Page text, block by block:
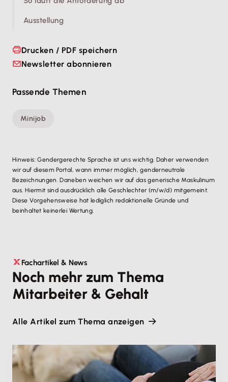
Ausstellung
Drucken / PDF speichern
Newsletter abonnieren
Passende Themen
Minijob
Hinweis: Gendergerechte Sprache ist uns wichtig. Daher verwenden
wir auf diesem Portal, wann immer möglich, genderneutrale
Bezeichnungen. Daneben weichen wir auf das generische Maskulinum
aus. Hiermit sind ausdrücklich alle Geschlechter (m/w/d) mitgemeint.
Diese Vorgehensweise hat lediglich redaktionelle Gründe und
beinhaltet keinerlei Wertung.
Fachartikel & News
Noch mehr zum Thema
Mitarbeiter & Gehalt
Alle Artikel zum Thema anzeigen